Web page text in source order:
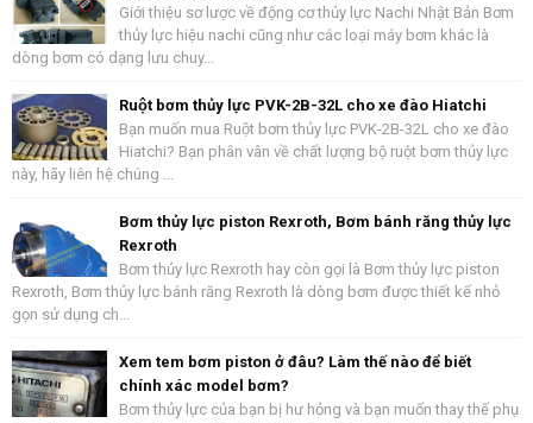
Giới thiệu sơ lược về động cơ thủy lực Nachi Nhật Bản Bơm
thủy lực hiệu nachi cũng như các loại máy bơm khác là
dòng bơm có dạng lưu chuy...
Ruột bơm thủy lực PVK-2B-32L cho xe đào Hiatchi
Bạn muốn mua Ruột bơm thủy lực PVK-2B-32L cho xe đào
Hiatchi? Bạn phân vân về chất lượng bộ ruột bơm thủy lực
này, hãy liên hệ chúng ...
Bơm thủy lực piston Rexroth, Bơm bánh răng thủy lực
Rexroth
Bơm thủy lực Rexroth hay còn gọi là Bơm thủy lực piston
Rexroth, Bơm thủy lực bánh răng Rexroth là dòng bơm được thiết kế nhỏ
gọn sử dụng ch...
Xem tem bơm piston ở đâu? Làm thế nào để biết
chính xác model bơm?
Bơm thủy lực của bạn bị hư hỏng và bạn muốn thay thế phụ